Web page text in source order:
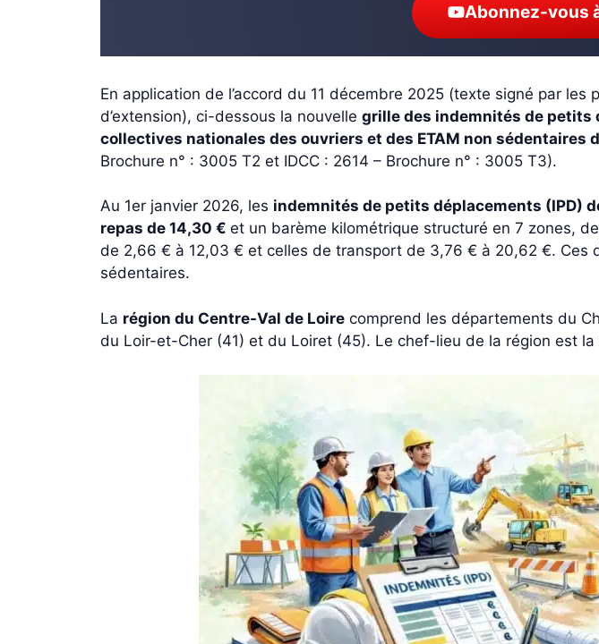
Abonnez-vous
En application de l’accord du 11 décembre 2025 (texte signé par
d’extension), ci-dessous la nouvelle grille des indemnités de petits
collectives nationales des ouvriers et des ETAM non sédentaires
Brochure n° : 3005 T2 et IDCC : 2614 – Brochure n° : 3005 T3).
Au 1er janvier 2026, les indemnités de petits déplacements (IPD)
repas de 14,30 € et un barème kilométrique structuré en 7 zones,
de 2,66 € à 12,03 € et celles de transport de 3,76 € à 20,62 €. Ces
sédentaires.
La région du Centre-Val de Loire comprend les départements du
du Loir-et-Cher (41) et du Loiret (45). Le chef-lieu de la région est la